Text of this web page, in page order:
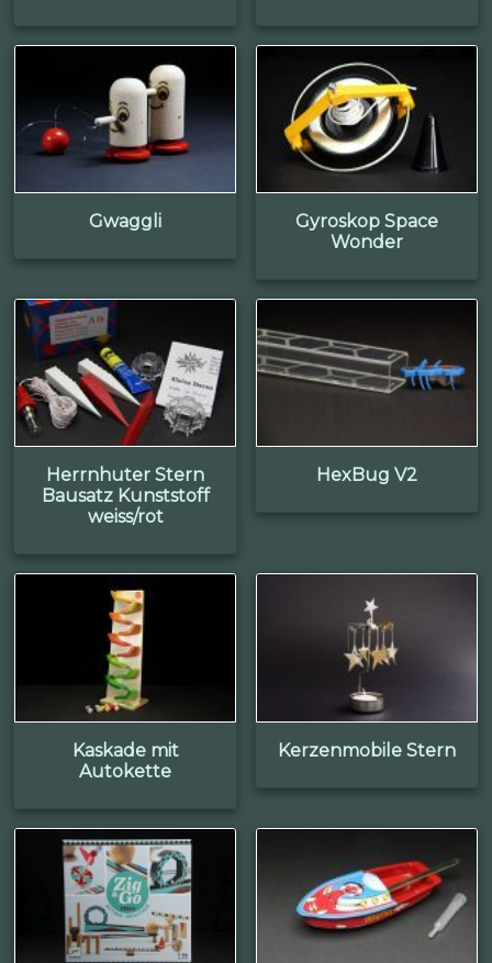
Gwaggli
Gyroskop Space
Wonder
Herrnhuter Stern
Bausatz Kunststoff
weiss/rot
HexBug V2
Kaskade mit
Autokette
Kerzenmobile Stern